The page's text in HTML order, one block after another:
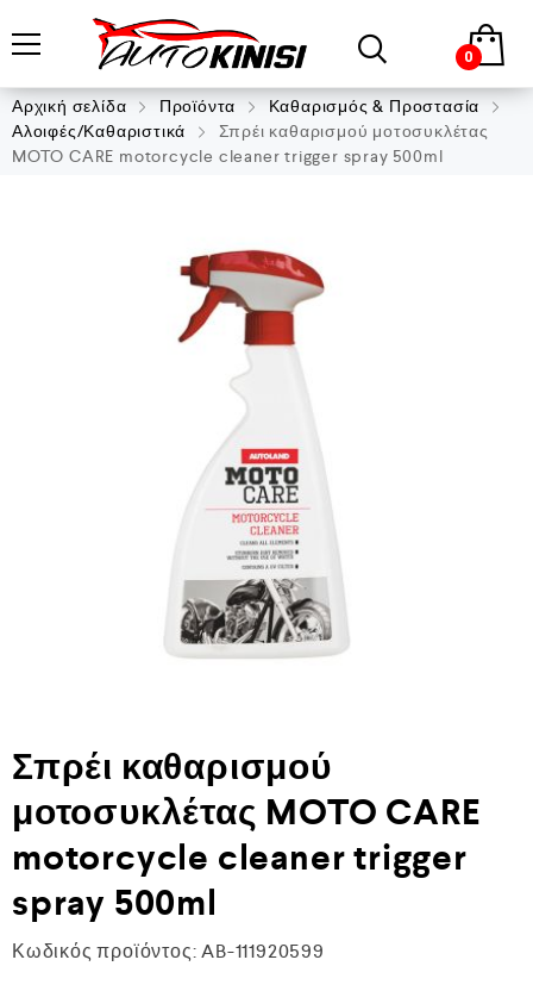
0
Αρχική σελίδα Προϊόντα
Καθαρισμός & Προστασία
Αλοιφές/Καθαριστικά
Σπρέι καθαρισμού μοτοσυκλέτας
MOTO CARE motorcycle cleaner trigger spray 500ml
Σπρέι καθαρισμού
μοτοσυκλέτας MOTO CARE
motorcycle cleaner trigger
spray 500ml
Κωδικός προϊόντος: AB-111920599